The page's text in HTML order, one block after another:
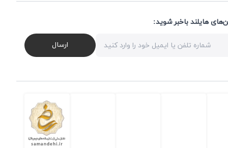
هایلند باخبر شوید:
ارسال